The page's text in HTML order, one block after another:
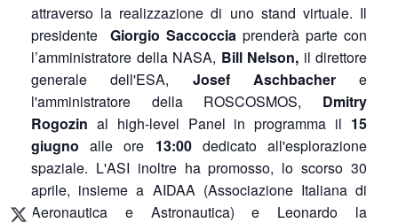
attraverso la realizzazione di uno stand virtuale. Il
presidente Giorgio Saccoccia prenderà parte con
l’amministratore della NASA, Bill Nelson, il direttore
generale dell'ESA, Josef Aschbacher
e
l'amministratore della ROSCOSMOS, Dmitry
Rogozin al high-level Panel in programma il 15
giugno alle ore 13:00dedicato all'esplorazione
spaziale. L'ASI inoltre ha promosso, lo scorso 30
aprile, insieme a AIDAA (Associazione Italiana di
Aeronautica e Astronautica) e Leonardo la